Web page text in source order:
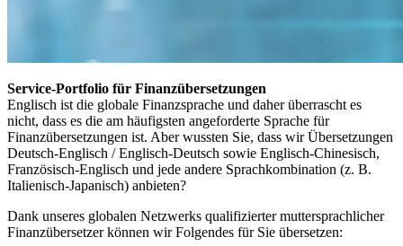
Service-Portfolio für Finanzübersetzungen
Englisch ist die globale Finanzsprache und daher überrascht es
nicht, dass es die am häufigsten angeforderte Sprache für
Finanzübersetzungen ist. Aber wussten Sie, dass wir Übersetzungen
Deutsch-Englisch / Englisch-Deutsch sowie Englisch-Chinesisch,
Französisch-Englisch und jede andere Sprachkombination (z. B.
Italienisch-Japanisch) anbieten?
Dank unseres globalen Netzwerks qualifizierter muttersprachlicher
Finanzübersetzer können wir Folgendes für Sie übersetzen: